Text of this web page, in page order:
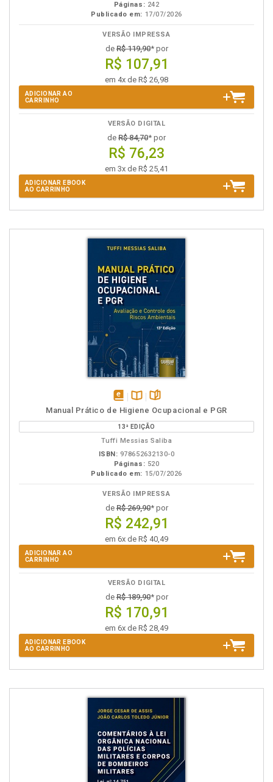
Páginas: 242
Publicado em: 17/07/2026
VERSÃO IMPRESSA
deR$ 119,90* por
R$ 107,91
em 4x de R$ 26,98
ADICIONAR AO
CARRINHO
VERSÃO DIGITAL
de R$ 84,70* por
R$ 76,23
em 3x de R$ 25,41
ADICIONAR EBOOK
AO CARRINHO
disponível
em
eBook
Disponível
na
B.V.
páginas
Manual Prático de Higiene Ocupacional e PGR
13ª EDIÇÃO
Tuffi Messias Saliba
ISBN: 978652632130-0
Páginas: 520
Publicado em: 15/07/2026
VERSÃO IMPRESSA
deR$ 269,90* por
R$ 242,91
em 6x de R$ 40,49
ADICIONAR AO
CARRINHO
VERSÃO DIGITAL
deR$ 189,90* por
R$ 170,91
em 6x de R$ 28,49
ADICIONAR EBOOK
AO CARRINHO